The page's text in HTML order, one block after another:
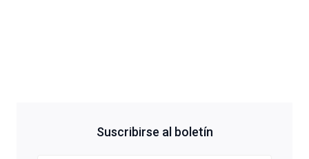
Suscribirse al boletín